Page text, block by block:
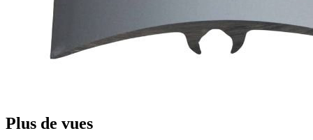
Plus de vues